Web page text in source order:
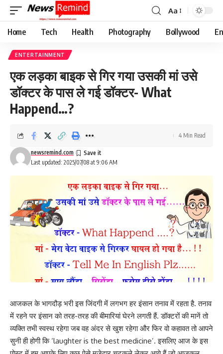
Font
Resizer
Aa
Home Tech Health Photography Bollywood
ENTERTAINMENT
एक लड़का बाइक से गिर गया उसकी मां उसे
डॉक्टर के पास ले गई डॉक्टर- What
Happend…?
Last updated: 2025/07/08 at 9:06 AM
newsremind.com
4 Min Read
आजकल के भागदौड़ भरी इस जिंदगी में लगभग हर इंसान तनाव में रहता है. तनाव
में रहने पर इंसान को तरह-तरह की बीमारियां घेरने लगती हैं. डॉक्टरों की मानें तो
व्यक्ति तभी स्वस्थ रहेगा जब वह अंदर से खुश रहेगा और फिर वो कहावत तो आपने
सुनी ही होगी कि ‘laughter is the best medicine’. इसलिए आज के इस